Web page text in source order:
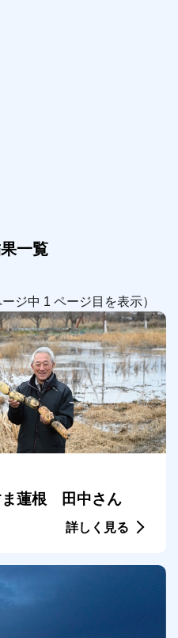
一覧
ジ中 1 ページ目を表示）
蓮根 田中さん
詳しく見る